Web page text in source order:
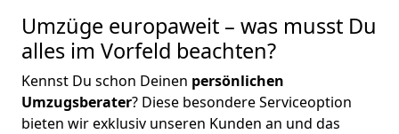
Umzüge europaweit – was musst Du
alles im Vorfeld beachten?
Kennst Du schon Deinen persönlichen
Umzugsberater? Diese besondere Serviceoption
bieten wir exklusiv unseren Kunden an und das